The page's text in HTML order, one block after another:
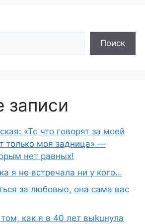
Поиск
записи
«То что говорят за моей
только моя задница» —
нет равных!
я не встречала ни у кого…
за любовью, она сама вас
как я в 40 лет выkuнyлa